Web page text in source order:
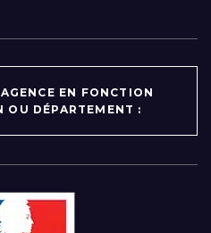
EN FONCTION
OU DÉPARTEMENT :